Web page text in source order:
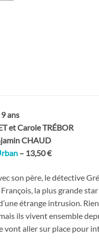
ans
et Carole TRÉBOR
CHAUD
– 13,50 €
son père, le détective
la plus grande
étrange intrusion.
ils vivent ensemble
vont aller sur place pour